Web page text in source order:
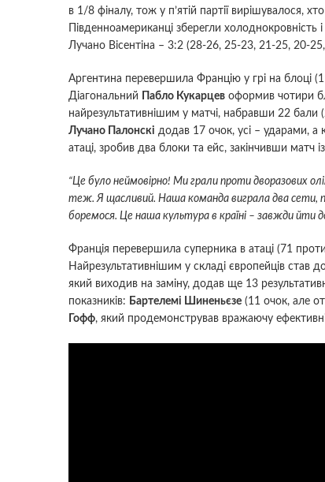
в 1/8 фіналу, тож у п’ятій партії вирішувалося,
Південноамериканці зберегли
Лучано Вісентіна – 3:2 (28-26, 25-23, 21-25, 20-
Аргентина перевершила Францію у грі на блоці
Діагональний Пабло Кукарцев оформив чотири
найрезультативнішим у матчі, набравши 22 бали
Лучано Палонскі додав 17 очок, усі – ударами, а
атаці, зробив два блоки та ейс, закінчивши матч
“Це було неймовірно! Ми грали проти дворазових
теж. Я щасливий. Наша команда виграла два сети,
боремося. Це наша культура в країні – завжди йти до
Франція перевершила суперника в атаці (71
Найрезультативнішим у складі європейців став
який виходив на заміну, додав ще 13
показників: Бартелемі Шиненьєзе (11 очок, але
Гофф, який продемонстрував вражаючу